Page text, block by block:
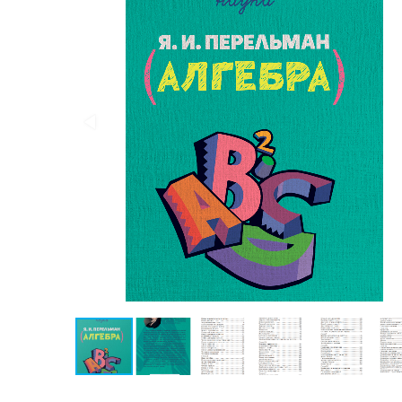
Публицистика
непознанное
Конспирология
Политика
Религия